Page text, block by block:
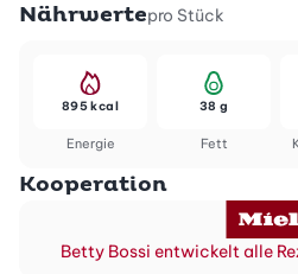
Nährwertepro Stück
Energie
895 kcal
Fett
38 g
Kooperation
Betty Bossi entwickelt alle